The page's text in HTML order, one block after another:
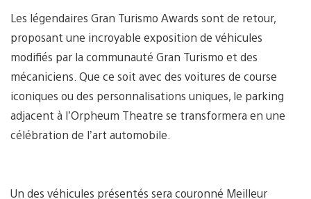
Les légendaires Gran Turismo Awards sont de retour,
proposant une incroyable exposition de véhicules
modifiés par la communauté Gran Turismo et des
mécaniciens. Que ce soit avec des voitures de course
iconiques ou des personnalisations uniques, le parking
adjacent à l’Orpheum Theatre se transformera en une
célébration de l’art automobile.
Un des véhicules présentés sera couronné Meilleur